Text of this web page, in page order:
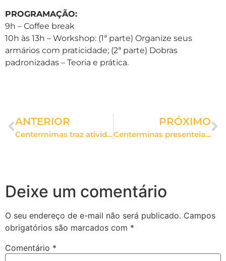
PROGRAMAÇÃO:
9h – Coffee break
10h às 13h – Workshop: (1ª parte) Organize seus
armários com praticidade; (2ª parte) Dobras
padronizadas – Teoria e prática.
ANTERIOR
Centermimas traz atividades gratuitas de Páscoa para a diversão das crianças
PRÓXIMO
Centerminas presenteia casal com jantar em comemoração ao Dia dos Namorados
Deixe um comentário
O seu endereço de e-mail não será publicado. Campos
obrigatórios são marcados com *
Comentário *